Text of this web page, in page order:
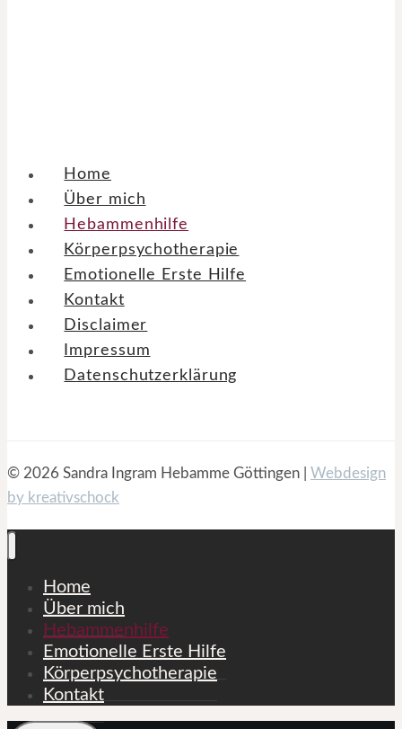
Home
Über mich
Hebammenhilfe
Körperpsychotherapie
Emotionelle Erste Hilfe
Kontakt
Disclaimer
Impressum
Datenschutzerklärung
© 2026 Sandra Ingram Hebamme Göttingen | Webdesign
by kreativschock
Home
Über mich
Hebammenhilfe
Emotionelle Erste Hilfe
Körperpsychotherapie
Kontakt